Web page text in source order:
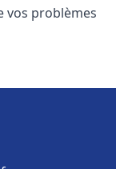
vos problèmes